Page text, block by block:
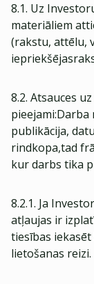
8.1. Uz
materiāliem
(rakstu, attēlu,
8.2. Atsauces
pieejami:Darba
publikācija,
rindkopa,tad
kur darbs tika
8.2.1. Ja
atļaujas ir
tiesības
lietošanas reizi.